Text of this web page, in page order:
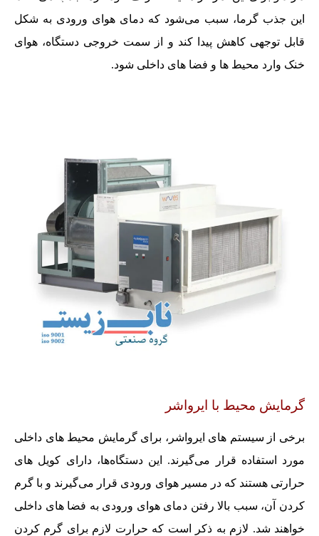
این جذب گرما، سبب می‌شود که دمای هوای ورودی به شکل
قابل توجهی کاهش پیدا کند و از سمت خروجی دستگاه، هوای
خنک وارد محیط ها و فضا های داخلی شود.
گرمایش محیط با ایرواشر
برخی از سیستم های ایرواشر، برای گرمایش محیط های داخلی
مورد استفاده قرار می‌گیرند. این دستگاه‌ها، دارای کویل های
حرارتی هستند که در مسیر هوای ورودی قرار می‌گیرند و با گرم
کردن آن، سبب بالا رفتن دمای هوای ورودی به فضا های داخلی
خواهند شد. لازم به ذکر است که حرارت لازم برای گرم کردن